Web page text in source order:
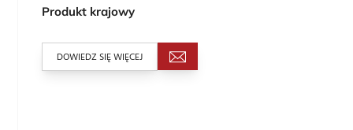
Produkt krajowy
DOWIEDZ SIĘ WIĘCEJ